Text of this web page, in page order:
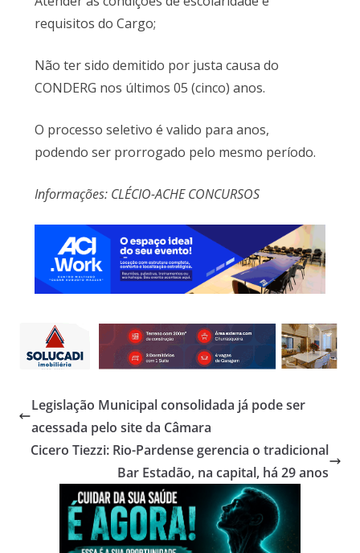
requisitos do Cargo;
Não ter sido demitido por justa causa do
CONDERG nos últimos 05 (cinco) anos.
O processo seletivo é valido para anos,
podendo ser prorrogado pelo mesmo período.
Informações: CLÉCIO-ACHE CONCURSOS
Legislação Municipal consolidada já pode ser
acessada pelo site da Câmara
Cicero Tiezzi: Rio-Pardense gerencia o tradicional
Bar Estadão, na capital, há 29 anos